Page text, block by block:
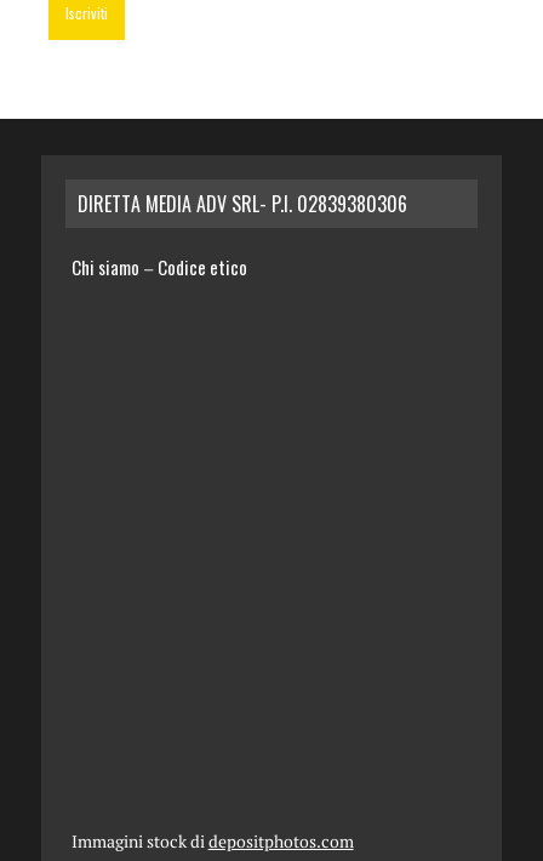
DIRETTA MEDIA ADV SRL- P.I. 02839380306
Chi siamo – Codice etico
Immagini stock didepositphotos.com